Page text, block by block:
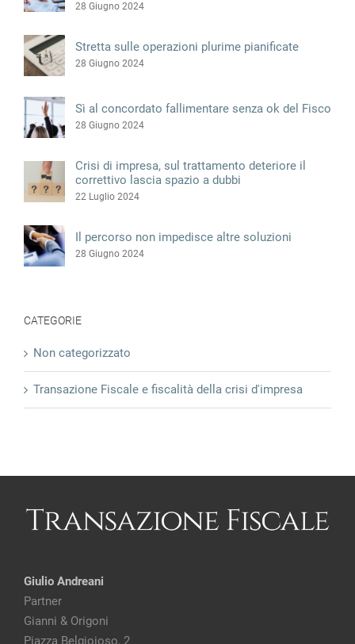
28 Giugno 2024
Stretta sulle operazioni plurime pianificate
28 Giugno 2024
Sì al concordato fallimentare senza ok del Fisco
28 Giugno 2024
Crisi di impresa, sul trattamento deteriore il
correttivo lascia spazio a dubbi
22 Luglio 2024
Il percorso non impedisce altre soluzioni
28 Giugno 2024
CATEGORIE
Non categorizzato
Transazione Fiscale e fiscalità della crisi d'impresa
Giulio Andreani
Partner
Gianni & Origoni
Piazza Belgioioso, 2